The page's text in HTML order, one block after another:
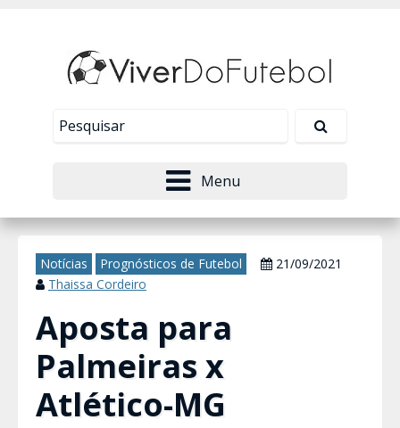
Menu
Notícias Prognósticos de Futebol
21/09/2021
Thaissa Cordeiro
Aposta para
Palmeiras x
Atlético-MG